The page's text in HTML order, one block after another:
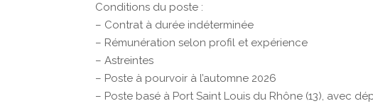
Conditions du poste :
– Contrat à durée indéterminée
– Rémunération selon profil et expérience
– Astreintes
– Poste à pourvoir à l’automne 2026
– Poste basé à Port Saint Louis du Rhône (13), avec